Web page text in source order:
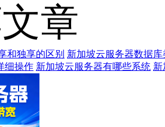
章
和独享的区别 新加坡云服务器数据
细操作 新加坡云服务器有哪些系统 新